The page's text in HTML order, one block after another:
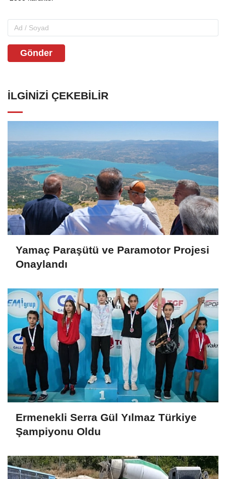
Gönder
İLGINIZI ÇEKEBILIR
Yamaç Paraşütü ve Paramotor Projesi
Onaylandı
Ermenekli Serra Gül Yılmaz Türkiye
Şampiyonu Oldu